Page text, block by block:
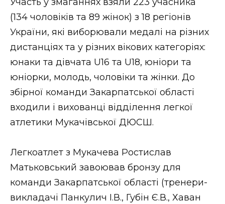
ЗАКАРПАТСЬКІ НОВИНИ
НОВИНИ ЗАХІДНОЇ УКРАЇНИ
ФОТО
(134 чоловіків та 89 жінок) з 18 регіонів
України, які виборювали медалі на різних
дистанціях та у різних вікових категоріях:
юнаки та дівчата U16 та U18, юніори та
юніорки, молодь, чоловіки та жінки. До
збірної команди Закарпатської області
входили і вихованці відділення легкої
атлетики Мукачівської ДЮСШ.
Легкоатлет з Мукачева Ростислав
Матьковський завоював бронзу для
команди Закарпатської області (тренери-
викладачі Панкулич І.В., Губін Є.В., Хаван